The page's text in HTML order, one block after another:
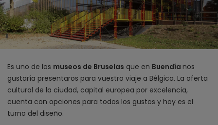
Es uno de los museos de Bruselas que en Buendía nos
gustaría presentaros para vuestro viaje a Bélgica. La oferta
cultural de la ciudad, capital europea por excelencia,
cuenta con opciones para todos los gustos y hoy es el
turno del diseño.